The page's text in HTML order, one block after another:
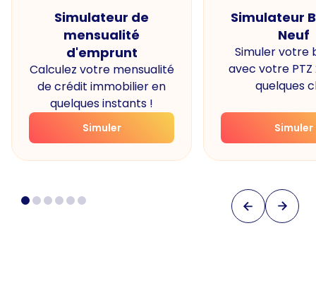
Simulateur de
mensualité
d'emprunt
Calculez votre mensualité
de crédit immobilier en
quelques instants !
Simuler
Simulateur
Neuf
Simuler votre
avec votre PTZ
quelques
Simuler